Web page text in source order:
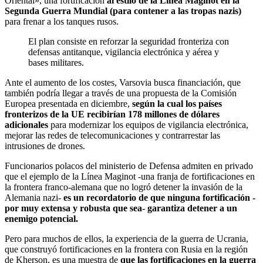
Segunda Guerra Mundial (para contener a las tropas nazis)
para frenar a los tanques rusos.
El plan consiste en reforzar la seguridad fronteriza con
defensas antitanque, vigilancia electrónica y aérea y
bases militares.
Ante el aumento de los costes, Varsovia busca financiación, que
también podría llegar a través de una propuesta de la Comisión
Europea presentada en diciembre, según la cual los países
fronterizos de la UE recibirían 178 millones de dólares
adicionales para modernizar los equipos de vigilancia electrónica,
mejorar las redes de telecomunicaciones y contrarrestar las
intrusiones de drones.
Funcionarios polacos del ministerio de Defensa admiten en privado
que el ejemplo de la Línea Maginot -una franja de fortificaciones en
la frontera franco-alemana que no logró detener la invasión de la
Alemania nazi- es un recordatorio de que ninguna fortificación -
por muy extensa y robusta que sea- garantiza detener a un
enemigo potencial.
Pero para muchos de ellos, la experiencia de la guerra de Ucrania,
que construyó fortificaciones en la frontera con Rusia en la región
de Kherson, es una muestra de que las fortificaciones en la guerra